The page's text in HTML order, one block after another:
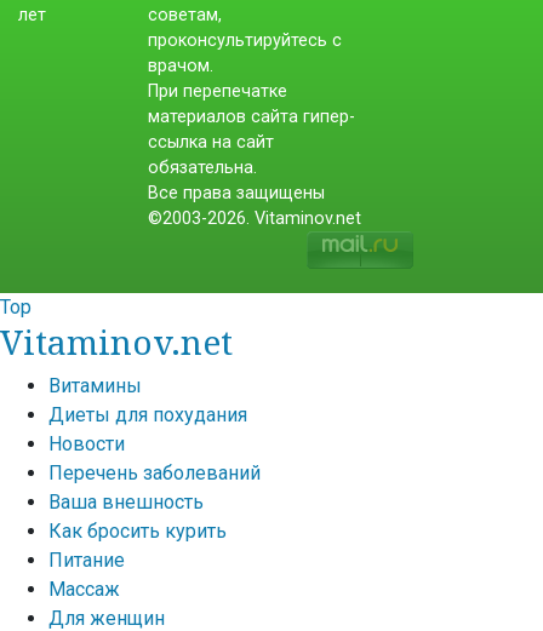
советам,
проконсультируйтесь с
врачом.
При перепечатке
материалов сайта гипер-
ссылка на сайт
обязательна.
Все права защищены
©2003-2026. Vitaminov.net
Top
Vitaminov.net
Витамины
Диеты для похудания
Новости
Перечень заболеваний
Ваша внешность
Как бросить курить
Питание
Массаж
Для женщин